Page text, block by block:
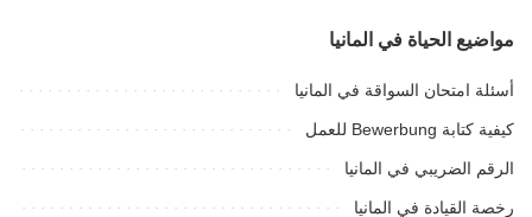
مواضيع الحياة في المانيا
أسئلة امتحان السواقة في المانيا
كيفية كتابة Bewerbung للعمل
الرقم الضريبي في المانيا
رخصة القيادة في المانيا